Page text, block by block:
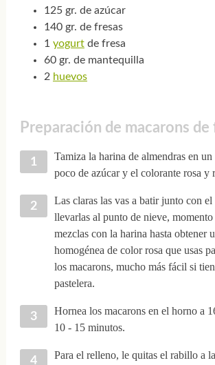
125 gr. de azúcar
140 gr. de fresas
1 yogurtde fresa
60 gr. de mantequilla
2 huevos
Preparación de macarons de
Tamiza la harina de almendras en
poco de azúcar y el colorante rosa y
Las claras las vas a batir junto con el
llevarlas al punto de nieve, momento
mezclas con la harina hasta obtener
homogénea de color rosa que usas
los macarons, mucho más fácil si
pastelera.
Hornea los macarons en el horno a
10 - 15 minutos.
Para el relleno, le quitas el rabillo a